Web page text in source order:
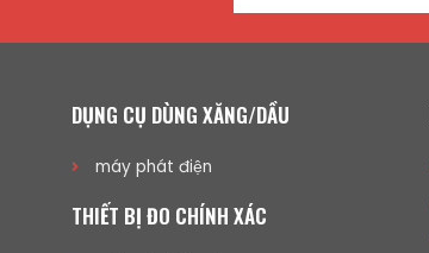
DỤNG CỤ DÙNG XĂNG/DẦU
máy phát điện
THIẾT BỊ ĐO CHÍNH XÁC